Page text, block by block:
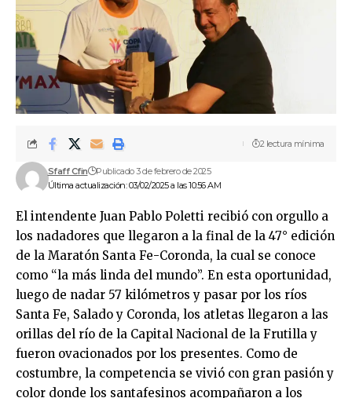
Última actualización: 03/02/2025 a las 10:56 AM
Sfaff Cfin Publicado 3 de febrero de 2025
2 lectura mínima
El intendente Juan Pablo Poletti recibió con orgullo a
los nadadores que llegaron a la final de la 47° edición
de la Maratón Santa Fe-Coronda, la cual se conoce
como “la más linda del mundo”. En esta oportunidad,
luego de nadar 57 kilómetros y pasar por los ríos
Santa Fe, Salado y Coronda, los atletas llegaron a las
orillas del río de la Capital Nacional de la Frutilla y
fueron ovacionados por los presentes. Como de
costumbre, la competencia se vivió con gran pasión y
color donde los santafesinos acompañaron a los